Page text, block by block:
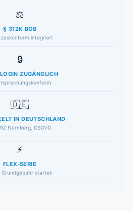
⚖
§ 312K BGB
integriert
🔒
ZUGÄNGLICH
🇩🇪
IN DEUTSCHLAND
Nürnberg, DSGVO
⚡
FLEX-SERIE
Grundgebühr starten